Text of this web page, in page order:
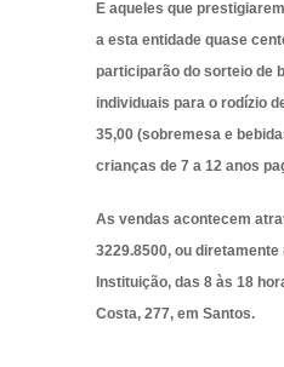
E aqueles que
a esta entidade quase
participarão do sorteio de
individuais para o rodízio
35,00 (sobremesa e
crianças de 7 a 12 anos
As vendas acontecem
3229.8500, ou
Instituição, das 8 às 18
Costa, 277, em Santos.